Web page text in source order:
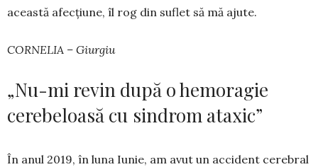
această afecțiune, îl rog din suflet să mă ajute.
CORNELIA – Giurgiu
„Nu-mi revin după o hemoragie
cerebeloasă cu sindrom ataxic”
În anul 2019, în luna Iunie, am avut un acci­dent cerebral